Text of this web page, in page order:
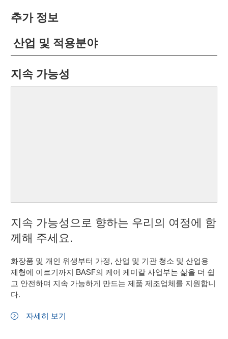
추가 정보
산업 및 적용분야
지속 가능성
지속 가능성으로 향하는 우리의 여정에 함
께해 주세요.
화장품 및 개인 위생부터 가정, 산업 및 기관 청소 및 산업용
제형에 이르기까지 BASF의 케어 케미칼 사업부는 삶을 더 쉽
고 안전하며 지속 가능하게 만드는 제품 제조업체를 지원합니
다.
자세히 보기